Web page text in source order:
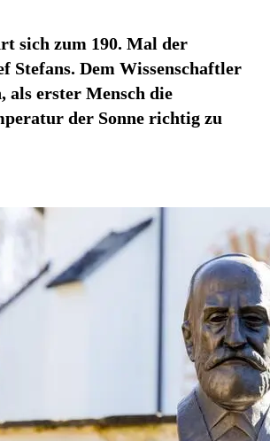
sich zum 190. Mal der
Stefans. Dem Wissenschaftler
als erster Mensch die
der Sonne richtig zu